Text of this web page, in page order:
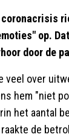
coronacrisis
op.
door de
veel over
hem "niet
het aantal
de